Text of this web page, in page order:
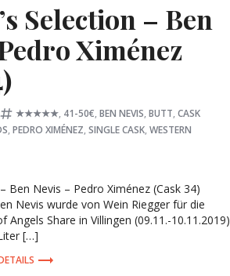
Selection – Ben
Ximénez
Tagged:
★★★★★, 41-50€, BEN NEVIS, BUTT, CASK
, PEDRO XIMÉNEZ, SINGLE CASK, WESTERN
Ben Nevis – Pedro Ximénez (Cask 34)
wurde von Wein Riegger für die
Angels Share in Villingen (09.11.-10.11.2019)
[…]